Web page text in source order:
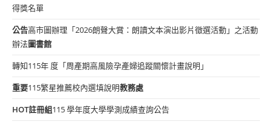
得獎名單
公告高市圖辦理「2026朗聲大賞：朗讀文本演出影片徵選活動」之活動
辦法圖書館
轉知115年 度「周產期高風險孕產婦追蹤關懷計畫說明」
重要115繁星推薦校內選填說明教務處
HOT註冊組115 學年度大學學測成績查詢公告